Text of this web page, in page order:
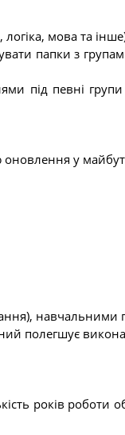
мова та
папки з
під певні групи
оновлення у
навчальними
полегшує
років